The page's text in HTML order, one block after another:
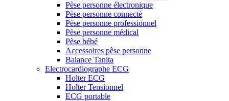
Pèse personne électronique
Pèse personne connecté
Pèse personne professionnel
Pèse personne médical
Pèse bébé
Accessoires pèse personne
Balance Tanita
Electrocardiographe ECG
Holter ECG
Holter Tensionnel
ECG portable